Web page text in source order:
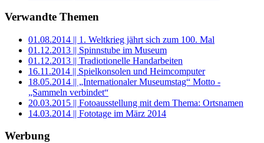
Verwandte Themen
01.08.2014 || 1. Weltkrieg jährt sich zum 100. Mal
01.12.2013 || Spinnstube im Museum
01.12.2013 || Tradiotionelle Handarbeiten
16.11.2014 || Spielkonsolen und Heimcomputer
18.05.2014 || „Internationaler Museumstag“ Motto -
„Sammeln verbindet“
20.03.2015 || Fotoausstellung mit dem Thema: Ortsnamen
14.03.2014 || Fototage im März 2014
Werbung